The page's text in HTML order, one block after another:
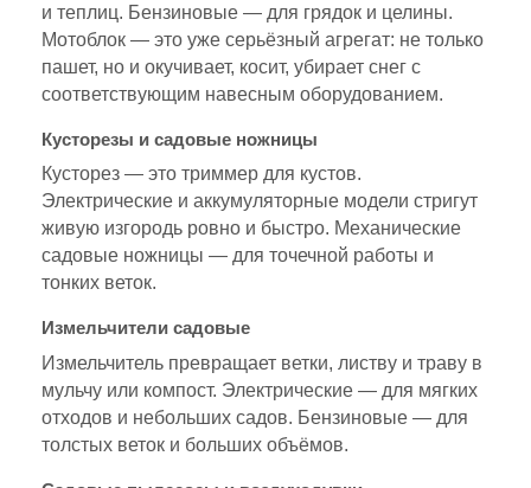
и теплиц. Бензиновые — для грядок и целины.
Мотоблок — это уже серьёзный агрегат: не только
пашет, но и окучивает, косит, убирает снег с
соответствующим навесным оборудованием.
Кусторезы и садовые ножницы
Кусторез — это триммер для кустов.
Электрические и аккумуляторные модели стригут
живую изгородь ровно и быстро. Механические
садовые ножницы — для точечной работы и
тонких веток.
Измельчители садовые
Измельчитель превращает ветки, листву и траву в
мульчу или компост. Электрические — для мягких
отходов и небольших садов. Бензиновые — для
толстых веток и больших объёмов.